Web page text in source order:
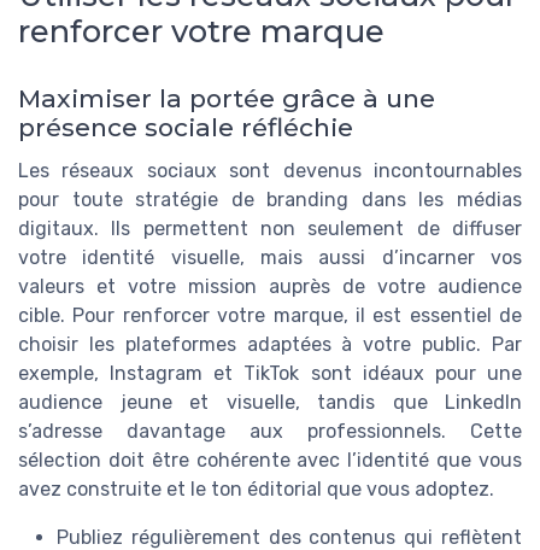
renforcer votre marque
Maximiser la portée grâce à une
présence sociale réfléchie
Les réseaux sociaux sont devenus incontournables
pour toute stratégie de branding dans les médias
digitaux. Ils permettent non seulement de diffuser
votre identité visuelle, mais aussi d’incarner vos
valeurs et votre mission auprès de votre audience
cible. Pour renforcer votre marque, il est essentiel de
choisir les plateformes adaptées à votre public. Par
exemple, Instagram et TikTok sont idéaux pour une
audience jeune et visuelle, tandis que LinkedIn
s’adresse davantage aux professionnels. Cette
sélection doit être cohérente avec l’identité que vous
avez construite et le ton éditorial que vous adoptez.
Publiez régulièrement des contenus qui reflètent